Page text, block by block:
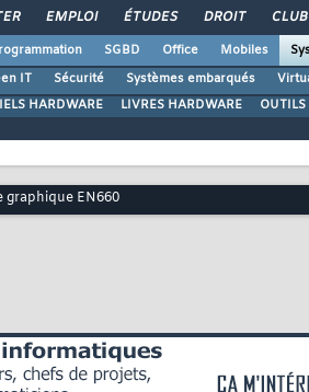
EMPLOI ÉTUDES DROIT CLUB
SGBD Office Mobiles
IT Sécurité Systèmes embarqués
HARDWARE LIVRES HARDWARE
graphique EN660